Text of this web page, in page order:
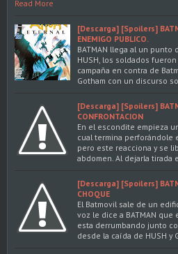
Read More
[Descarga] [Spoilers]
ENEMIGO PUBLICO.
BATMAN llega al un
HUSH, los soldados
campaña en contra de
Gotham con un discurso
[Descarga] [Spoilers]
CONFRONTACION
En el escondite empieza
cual termina perforándole
pero este reacciona y se
abdomen. Al dejarla tirada
[Descarga] [Spoilers]
CHOQUE
El Batmovil sale de un
voz le dice a BATMAN
esta derrumbando junto
desde la caída de HUSH y